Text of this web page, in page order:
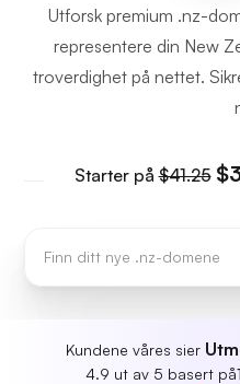
Utforsk premium .nz-
representere din New
troverdighet på nettet.
Starter på$41.25
Kundene våres sier
4.9 ut av 5 basert på